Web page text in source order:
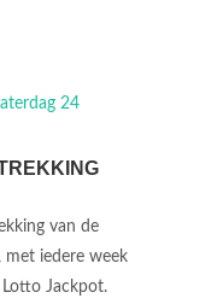
van de
met iedere week
Jackpot.